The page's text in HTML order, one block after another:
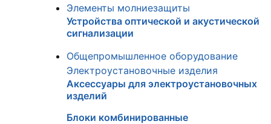
Элементы молниезащиты
Устройства оптической и акустической
сигнализации
Общепромышленное оборудование
Электроустановочные изделия
Аксессуары для электроустановочных
изделий
Блоки комбинированные